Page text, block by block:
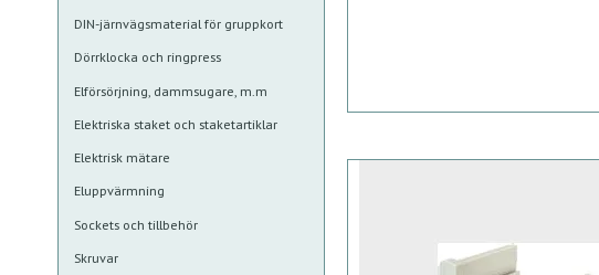
DIN-järnvägsmaterial för gruppkort
Dörrklocka och ringpress
Elförsörjning, dammsugare, m.m
Elektriska staket och staketartiklar
Elektrisk mätare
Eluppvärmning
Sockets och tillbehör
Skruvar